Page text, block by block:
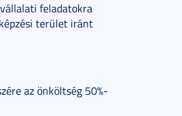
feladatokra
terület iránt
az önköltség 50%-